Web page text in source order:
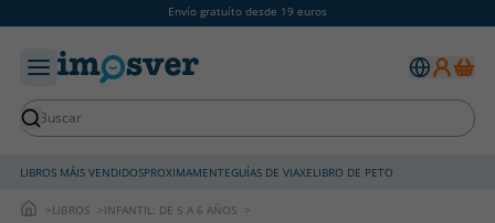
Envío gratuíto desde 19 euros
LIBROS MÁIS VENDIDOSPROXIMAMENTEGUÍAS DE VIAXELIBRO DE PETO
LIBROS
INFANTIL: DE 5 A 6 AÑOS